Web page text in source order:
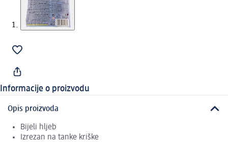
Informacije o proizvodu
Opis proizvoda
Bijeli hljeb
Izrezan na tanke kriške